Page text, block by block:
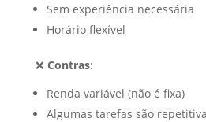
Sem experiência necessária
Horário flexível
❌ Contras:
Renda variável (não é fixa)
Algumas tarefas são